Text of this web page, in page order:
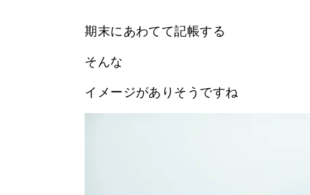
期末にあわてて記帳する
そんな
イメージがありそうですね